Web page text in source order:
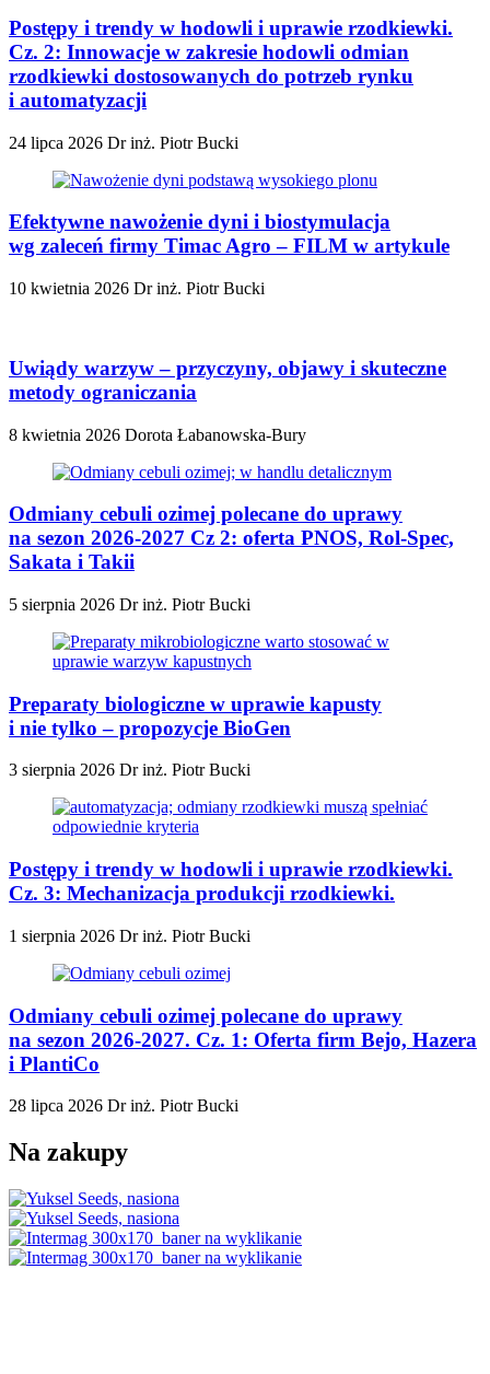
Postępy i trendy w hodowli i uprawie rzodkiewki.
Cz. 2: Innowacje w zakresie hodowli odmian
rzodkiewki dostosowanych do potrzeb rynku
i automatyzacji
24 lipca 2026 Dr inż. Piotr Bucki
Efektywne nawożenie dyni i biostymulacja
wg zaleceń firmy Timac Agro – FILM w artykule
10 kwietnia 2026 Dr inż. Piotr Bucki
Uwiądy warzyw – przyczyny, objawy i skuteczne
metody ograniczania
8 kwietnia 2026 Dorota Łabanowska-Bury
Odmiany cebuli ozimej polecane do uprawy
na sezon 2026-2027 Cz 2: oferta PNOS, Rol-Spec,
Sakata i Takii
5 sierpnia 2026 Dr inż. Piotr Bucki
Preparaty biologiczne w uprawie kapusty
i nie tylko – propozycje BioGen
3 sierpnia 2026 Dr inż. Piotr Bucki
Postępy i trendy w hodowli i uprawie rzodkiewki.
Cz. 3: Mechanizacja produkcji rzodkiewki.
1 sierpnia 2026 Dr inż. Piotr Bucki
Odmiany cebuli ozimej polecane do uprawy
na sezon 2026-2027. Cz. 1: Oferta firm Bejo, Hazera
i PlantiCo
28 lipca 2026 Dr inż. Piotr Bucki
Na zakupy